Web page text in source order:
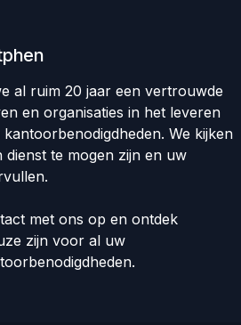
al ruim 20 jaar een vertrouwde
en organisaties in het leveren
We kijken
te mogen zijn en uw
met ons op en ontdek
zijn voor al uw